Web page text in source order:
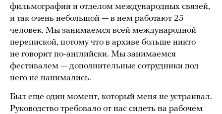
фильмографии и отделом международных связей,
и так очень небольшой — в нем работают 25
человек. Мы занимаемся всей международной
перепиской, потому что в архиве больше никто
не говорит по-английски. Мы занимаемся
фестивалем — дополнительные сотрудники под
него не нанимались.
Был еще один момент, который меня не устраивал.
Руководство требовало от нас сидеть на рабочем